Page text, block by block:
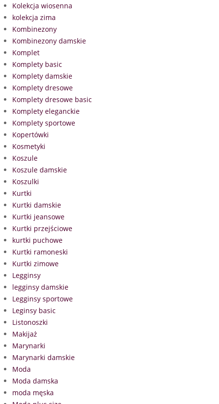
Kolekcja wiosenna
kolekcja zima
Kombinezony
Kombinezony damskie
Komplet
Komplety basic
Komplety damskie
Komplety dresowe
Komplety dresowe basic
Komplety eleganckie
Komplety sportowe
Kopertówki
Kosmetyki
Koszule
Koszule damskie
Koszulki
Kurtki
Kurtki damskie
Kurtki jeansowe
Kurtki przejściowe
kurtki puchowe
Kurtki ramoneski
Kurtki zimowe
Legginsy
legginsy damskie
Legginsy sportowe
Leginsy basic
Listonoszki
Makijaż
Marynarki
Marynarki damskie
Moda
Moda damska
moda męska